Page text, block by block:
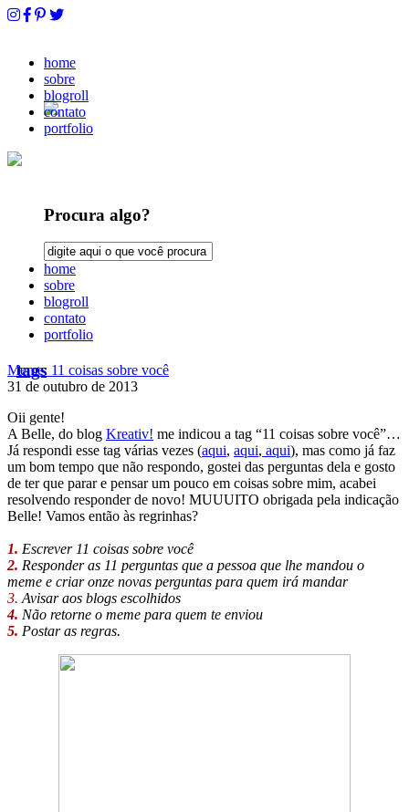
home
sobre
blogroll
contato
portfolio
Procura algo?
home
sobre
blogroll
contato
portfolio
tags
Meme: 11 coisas sobre você
31 de outubro de 2013
Oii gente!
A Belle, do blog Kreativ! me indicou a tag “11 coisas sobre você”…
Já respondi esse tag várias vezes (aqui, aqui, aqui), mas como já faz
um bom tempo que não respondo, gostei das perguntas dela e gosto
de ter que parar e pensar um pouco em coisas sobre mim, acabei
resolvendo responder de novo! MUUUITO obrigada pela indicação
Belle! Vamos então às regrinhas?
1. Escrever 11 coisas sobre você
2. Responder as 11 perguntas que a pessoa que lhe mandou o
meme e criar onze novas perguntas para quem irá mandar
3. Avisar aos blogs escolhidos
4. Não retorne o meme para quem te enviou
5. Postar as regras.